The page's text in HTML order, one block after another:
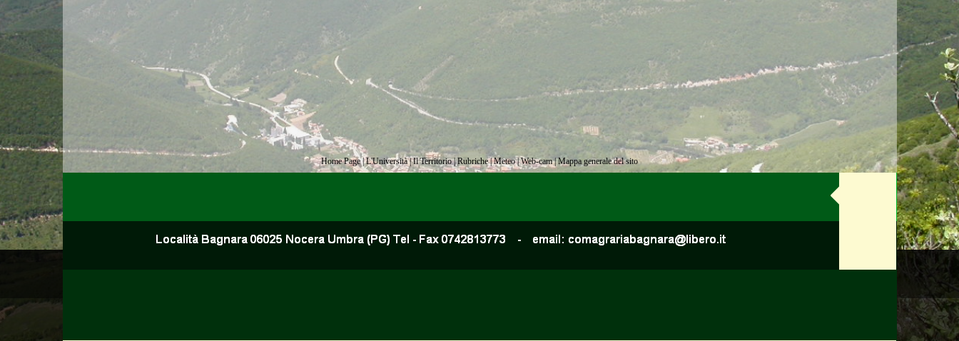
Home Page|L'Università|Il Territorio|Rubriche|Meteo|Web-cam|Mappa generale del sito